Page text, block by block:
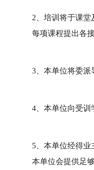
2、培训将于课
每项课程提出各
3、本单位将委派
4、本单位向受训
5、本单位经得
本单位会提供足